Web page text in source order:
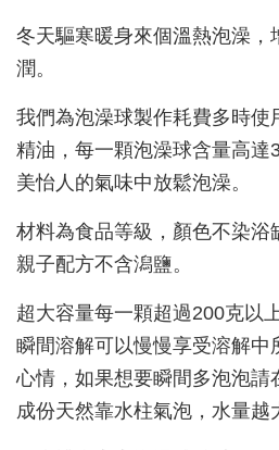
冬天驅寒暖身來個溫熱泡澡，
潤。
我們為泡澡球製作耗費多時使
精油，每一顆泡澡球含量高達
美怡人的氣味中放鬆泡澡。
材料為食品等級，顏色不染浴
親子配方不含潟鹽。
超大容量每一顆超過200克以
瞬間溶解可以慢慢享受溶解中
心情，如果想要瞬間多泡泡請
成份天然靠水柱氣泡，水量越